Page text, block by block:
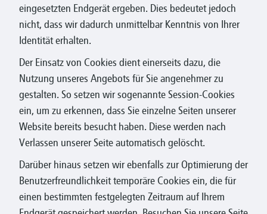
eingesetzten Endgerät ergeben. Dies bedeutet jedoch
nicht, dass wir dadurch unmittelbar Kenntnis von Ihrer
Identität erhalten.
Der Einsatz von Cookies dient einerseits dazu, die
Nutzung unseres Angebots für Sie angenehmer zu
gestalten. So setzen wir sogenannte Session-Cookies
ein, um zu erkennen, dass Sie einzelne Seiten unserer
Website bereits besucht haben. Diese werden nach
Verlassen unserer Seite automatisch gelöscht.
Darüber hinaus setzen wir ebenfalls zur Optimierung der
Benutzerfreundlichkeit temporäre Cookies ein, die für
einen bestimmten festgelegten Zeitraum auf Ihrem